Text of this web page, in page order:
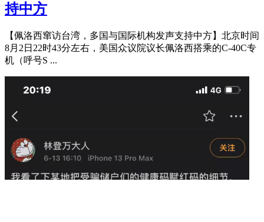
持中方
【佩洛西窜访台湾，多国与国际机构发声支持中方】北京时间
8月2日22时43分左右，美国众议院议长佩洛西搭乘的C-40C专
机（呼号S ...